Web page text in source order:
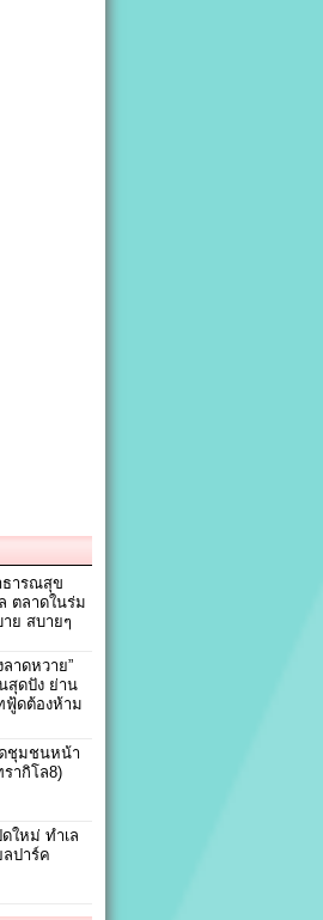
ธารณสุข​
ตลาดในร่ม
ย สบายๆ
าดหวาย”
สุดปัง ย่าน
ฟู้ดต้องห้าม
ชุมชนหน้า
ากิโล8)
ใหม่ ทำเล
ปาร์ค